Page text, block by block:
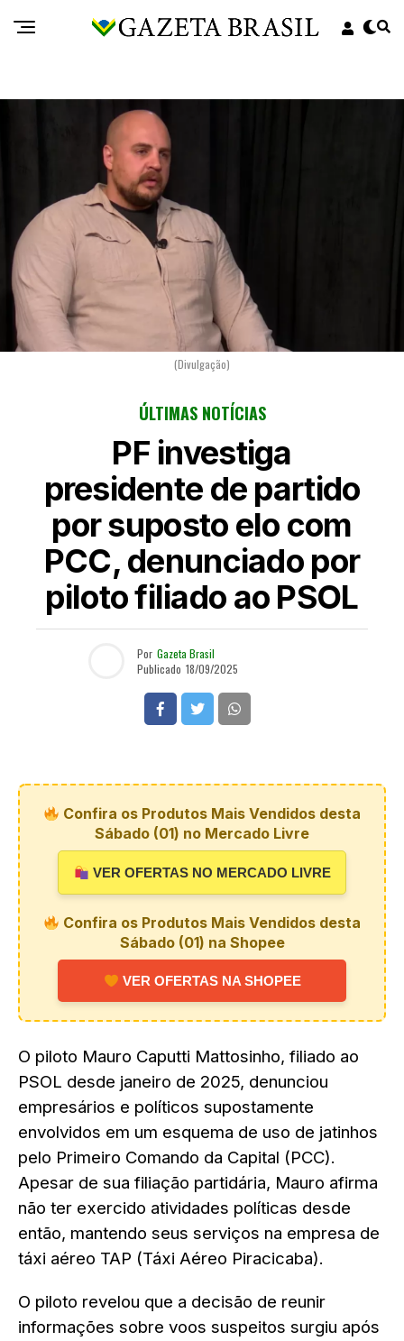
(Divulgação)
ÚLTIMAS NOTÍCIAS
PF investiga
presidente de partido
por suposto elo com
PCC, denunciado por
piloto filiado ao PSOL
Por Gazeta Brasil
Publicado 18/09/2025
Confira os Produtos Mais Vendidos desta
Sábado (01) no Mercado Livre
VER OFERTAS NO MERCADO LIVRE
Confira os Produtos Mais Vendidos desta
Sábado (01) na Shopee
VER OFERTAS NA SHOPEE
O piloto Mauro Caputti Mattosinho, filiado ao
PSOL desde janeiro de 2025, denunciou
empresários e políticos supostamente
envolvidos em um esquema de uso de jatinhos
pelo Primeiro Comando da Capital (PCC).
Apesar de sua filiação partidária, Mauro afirma
não ter exercido atividades políticas desde
então, mantendo seus serviços na empresa de
táxi aéreo TAP (Táxi Aéreo Piracicaba).
O piloto revelou que a decisão de reunir
informações sobre voos suspeitos surgiu após